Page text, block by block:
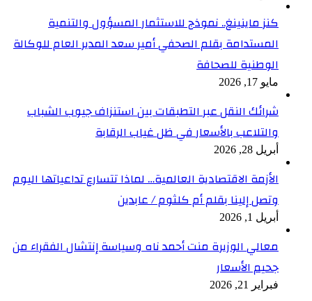
كنز ماينينغ.. نموذج للاستثمار المسؤول والتنمية
المستدامة بقلم الصحفي أمير سعد المدير العام للوكالة
الوطنية للصحافة
مايو 17, 2026
شرائك النقل عبر التطبقات بين استنزاف جيوب الشباب
والتلاعب بالأسعار في ظل غياب الرقابة
أبريل 28, 2026
الأزمة الاقتصادية العالمية… لماذا تتسارع تداعياتها اليوم
وتصل إلينا بقلم أم كلثوم / عابدين
أبريل 1, 2026
معالي الوزيرة منت أحمد ناه وسياسة إنتشال الفقراء من
جحيم الأسعار
فبراير 21, 2026